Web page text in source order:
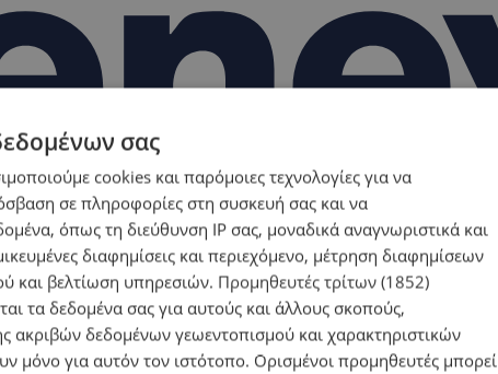
σας
cookies και παρόμοιες τεχνολογίες για να
σε πληροφορίες στη συσκευή σας και να
όπως τη διεύθυνση IP σας, μοναδικά αναγνωριστικά και
διαφημίσεις και περιεχόμενο, μέτρηση διαφημίσεων
και βελτίωση υπηρεσιών. Προμηθευτές τρίτων (1852)
τα δεδομένα σας για αυτούς και άλλους σκοπούς,
ακριβών δεδομένων γεωεντοπισμού και χαρακτηριστικών
μόνο για αυτόν τον ιστότοπο. Ορισμένοι προμηθευτές μπορεί